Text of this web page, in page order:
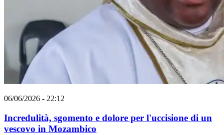
06/06/2026 - 22:12
Incredulità, sgomento e dolore per l'uccisione di un
vescovo in Mozambico